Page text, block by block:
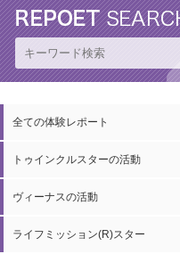
全ての体験レポート
トゥインクルスターの活動
ヴィーナスの活動
ライフミッション(R)スター